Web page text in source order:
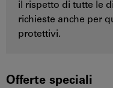
il rispetto di tutte le
richieste anche per
protettivi.
Offerte speciali